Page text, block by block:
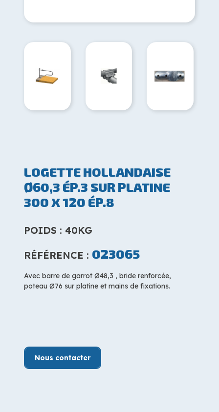
LOGETTE HOLLANDAISE
Ø60,3 ÉP.3 SUR PLATINE
300 X 120 ÉP.8
POIDS : 40KG
RÉFÉRENCE : 023065
Avec barre de garrot Ø48,3 , bride renforcée,
poteau Ø76 sur platine et mains de fixations.
Nous contacter